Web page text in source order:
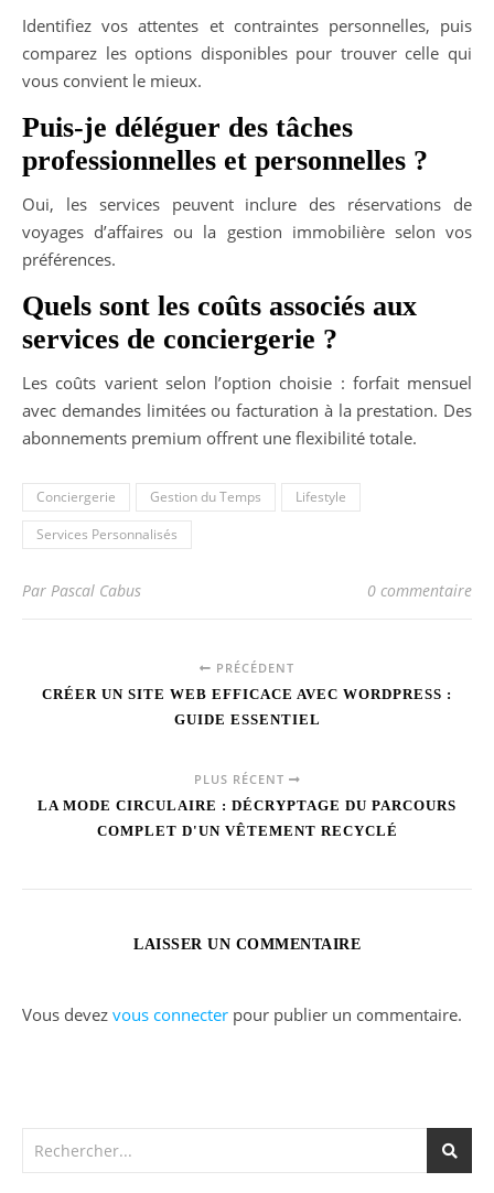
Identifiez vos attentes et contraintes personnelles, puis
comparez les options disponibles pour trouver celle qui
vous convient le mieux.
Puis-je déléguer des tâches
professionnelles et personnelles ?
Oui, les services peuvent inclure des réservations de
voyages d’affaires ou la gestion immobilière selon vos
préférences.
Quels sont les coûts associés aux
services de conciergerie ?
Les coûts varient selon l’option choisie : forfait mensuel
avec demandes limitées ou facturation à la prestation. Des
abonnements premium offrent une flexibilité totale.
Conciergerie Gestion du Temps
Lifestyle
Services Personnalisés
Par Pascal Cabus 0 commentaire
PRÉCÉDENT
CRÉER UN SITE WEB EFFICACE AVEC WORDPRESS :
GUIDE ESSENTIEL
PLUS RÉCENT
LA MODE CIRCULAIRE : DÉCRYPTAGE DU PARCOURS
COMPLET D'UN VÊTEMENT RECYCLÉ
LAISSER UN COMMENTAIRE
Vous devez vous connecter pour publier un commentaire.